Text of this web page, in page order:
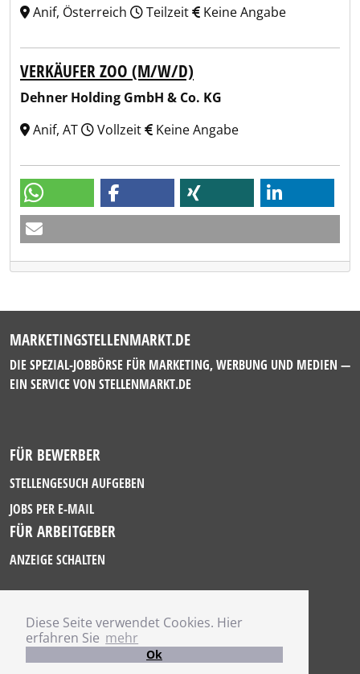
Diese Seite verwendet Cookies. Hier
erfahren Sie mehr
Ok
Anif, Österreich
Teilzeit Keine Angabe
VERKÄUFER ZOO (M/W/D)
Dehner Holding GmbH & Co. KG
Anif, AT
Vollzeit Keine Angabe
MARKETINGSTELLENMARKT.DE
DIE SPEZIAL-JOBBÖRSE FÜR MARKETING, WERBUNG UND MEDIEN —
EIN SERVICE VON STELLENMARKT.DE
FÜR BEWERBER
STELLENGESUCH AUFGEBEN
JOBS PER E-MAIL
FÜR ARBEITGEBER
ANZEIGE SCHALTEN
IMPRESSUM
DATENSCHUTZ